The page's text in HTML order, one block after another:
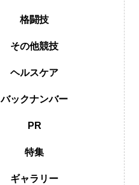
格闘技
その他競技
ヘルスケア
バックナンバー
PR
特集
ギャラリー